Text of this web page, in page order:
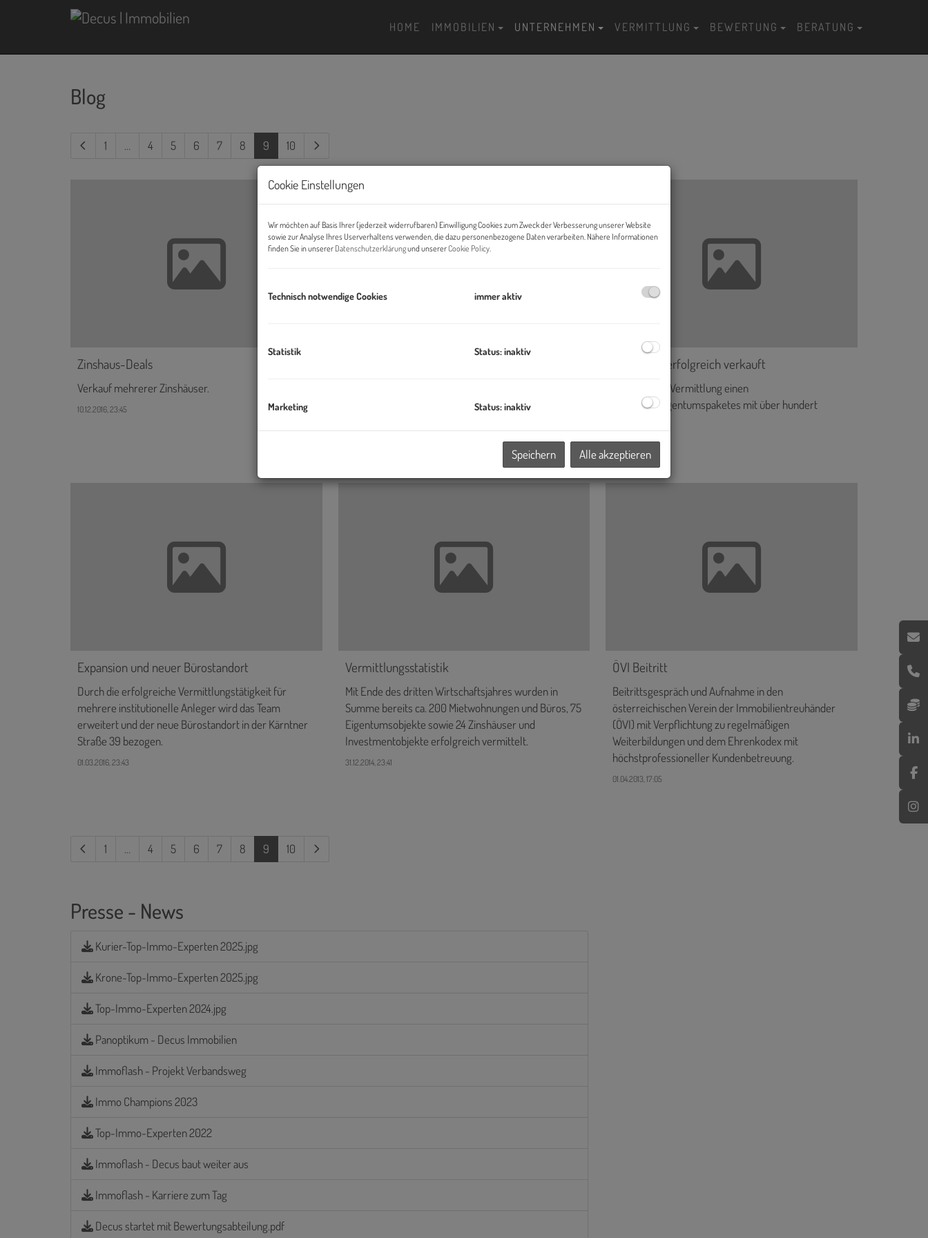
HOME IMMOBILIEN UNTERNEHMEN VERMITTLUNG BEWERTUNG BERATUNG
Blog
1 … 4 5 6 7 8 9 (current)
10
Zinshaus-Deals
Verkauf mehrerer Zinshäuser.
10.12.2016, 23:45
Markenauftritt und Website positioniert.
WE-Paket erfolgreich verkauft
Erfolgreiche Vermittlung einen
Wohnungseigentumspaketes mit über hundert
01.07.2016, 00:00
Expansion und neuer Bürostandort
Durch die erfolgreiche Vermittlungstätigkeit für
mehrere institutionelle Anleger wird das Team
erweitert und der neue Bürostandort in der Kärntner
Straße 39 bezogen.
01.03.2016, 23:43
Vermittlungsstatistik
Mit Ende des dritten Wirtschaftsjahres wurden in
Summe bereits ca. 200 Mietwohnungen und Büros, 75
Eigentumsobjekte sowie 24 Zinshäuser und
Investmentobjekte erfolgreich vermittelt.
31.12.2014, 23:41
ÖVI Beitritt
Beitrittsgespräch und Aufnahme in den
österreichischen Verein der Immobilientreuhänder
(ÖVI) mit Verpflichtung zu regelmäßigen
Weiterbildungen und dem Ehrenkodex mit
höchstprofessioneller Kundenbetreuung.
01.04.2013, 17:05
1 … 4 5 6 7 8 9 (current)
10
Presse - News
Kurier-Top-Immo-Experten 2025.jpg
Krone-Top-Immo-Experten 2025.jpg
Top-Immo-Experten 2024.jpg
Panoptikum - Decus Immobilien
Immoflash - Projekt Verbandsweg
Immo Champions 2023
Top-Immo-Experten 2022
Immoflash - Decus baut weiter aus
Immoflash - Karriere zum Tag
Decus startet mit Bewertungsabteilung.pdf
Cookie Einstellungen
Wir möchten auf Basis Ihrer (jederzeit widerrufbaren) Einwilligung Cookies zum Zweck der Verbesserung unserer Website
sowie zur Analyse Ihres Userverhaltens verwenden, die dazu personenbezogene Daten verarbeiten. Nähere Informationen
finden Sie in unserer Datenschutzerklärungund unsererCookie Policy.
Technisch notwendige Cookies immer aktiv
Statistik Status: inaktiv
Marketing Status: inaktiv
Speichern Alle akzeptieren